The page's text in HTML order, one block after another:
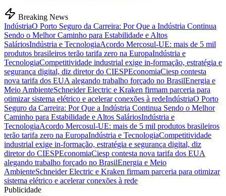
Breaking News
IndústriaO Porto Seguro da Carreira: Por Que a Indústria Continua
Sendo o Melhor Caminho para Estabilidade e Altos
SaláriosIndústria e TecnologiaAcordo Mercosul-UE: mais de 5 mil
produtos brasileiros terão tarifa zero na EuropaIndústria e
TecnologiaCompetitividade industrial exige in-formação, estratégia e
segurança digital, diz diretor do CIESPEconomiaCiesp contesta
nova tarifa dos EUA alegando trabalho forçado no BrasilEnergia e
Meio AmbienteSchneider Electric e Kraken firmam parceria para
otimizar sistema elétrico e acelerar conexões à redeIndústriaO Porto
Seguro da Carreira: Por Que a Indústria Continua Sendo o Melhor
Caminho para Estabilidade e Altos SaláriosIndústria e
TecnologiaAcordo Mercosul-UE: mais de 5 mil produtos brasileiros
terão tarifa zero na EuropaIndústria e TecnologiaCompetitividade
industrial exige in-formação, estratégia e segurança digital, diz
diretor do CIESPEconomiaCiesp contesta nova tarifa dos EUA
alegando trabalho forçado no BrasilEnergia e Meio
AmbienteSchneider Electric e Kraken firmam parceria para otimizar
sistema elétrico e acelerar conexões à rede
Publicidade